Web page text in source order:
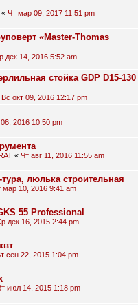
« Чт мар 09, 2017 11:51 pm
«Master-Thomas
дек 14, 2016 5:52 am
стойка GDP D15-130
Вс окт 09, 2016 12:17 pm
2016 10:50 pm
« Чт авг 11, 2016 11:55 am
люлька строительная
мар 10, 2016 9:41 am
55 Professional
дек 16, 2015 2:44 pm
сен 22, 2015 1:04 pm
июл 14, 2015 1:18 pm